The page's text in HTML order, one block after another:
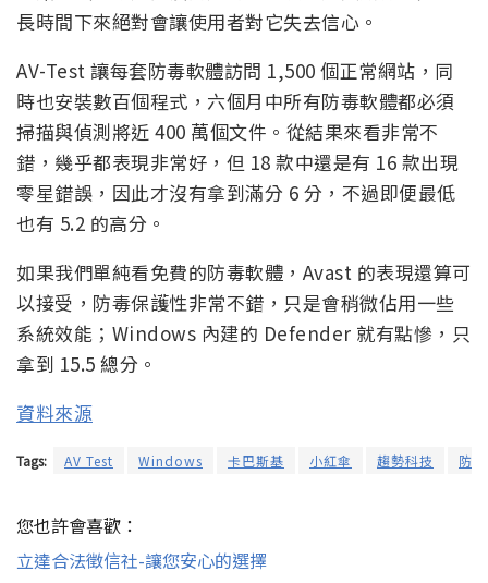
長時間下來絕對會讓使用者對它失去信心。
AV-Test 讓每套防毒軟體訪問 1,500 個正常網站，同
時也安裝數百個程式，六個月中所有防毒軟體都必須
掃描與偵測將近 400 萬個文件。從結果來看非常不
錯，幾乎都表現非常好，但 18 款中還是有 16 款出現
零星錯誤，因此才沒有拿到滿分 6 分，不過即便最低
也有 5.2 的高分。
如果我們單純看免費的防毒軟體，Avast 的表現還算可
以接受，防毒保護性非常不錯，只是會稍微佔用一些
系統效能；Windows 內建的 Defender 就有點慘，只
拿到 15.5 總分。
資料來源
Tags: AV Test Windows 卡巴斯基 小紅傘 趨勢科技 防毒
您也許會喜歡：
立達合法徵信社-讓您安心的選擇